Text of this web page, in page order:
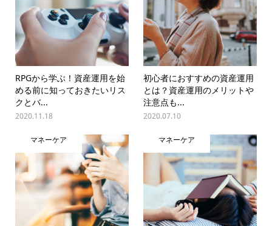
RPGから学ぶ！資産運用を始
める前に知っておきたいリス
クとバ...
2020.11.18
初心者におすすめの資産運用
とは？資産運用のメリットや
注意点も...
2020.07.10
マネーケア マネーケア